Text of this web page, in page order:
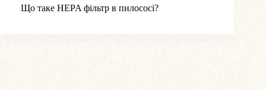
Що таке HEPA фільтр в пилососі?